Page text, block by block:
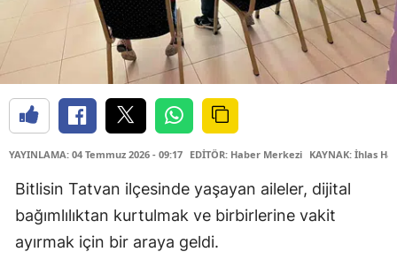
YAYINLAMA: 04 Temmuz 2026 - 09:17 EDİTÖR: Haber Merkezi KAYNAK: İhlas
Bitlisin Tatvan ilçesinde yaşayan aileler, dijital
bağımlılıktan kurtulmak ve birbirlerine vakit
ayırmak için bir araya geldi.